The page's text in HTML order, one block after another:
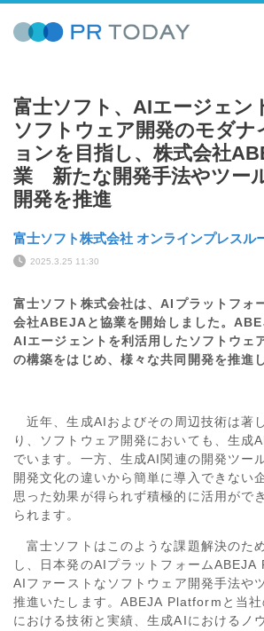
富士ソフト、AIエージェン
ソフトウェア開発のモダナ
ョンを目指し、株式会社
業 新たな開発手法やツー
開発を推進
富士ソフト株式会社 オンラインプレスル
2025.3.25 11:30
富士ソフト株式会社は、AIプラットフォ
会社ABEJAと協業を開始しました。
AIエージェントを利活用したソフトウェ
の構築をはじめ、様々な共同開発を推進
近年、生成AIおよびその周辺技術は著
り、ソフトウェア開発においても、生成
でいます。一方、生成AI関連の開発ツー
開発文化の違いから簡単に導入できない
思った効果が得られず積極的に活用がで
られます。
富士ソフトはこのような課題解決のた
し、日本発のAIプラットフォーム
AIファーストなソフトウェア開発手法や
推進いたします。ABEJA Platformと当
における技術と実績、生成AIにおけるノ